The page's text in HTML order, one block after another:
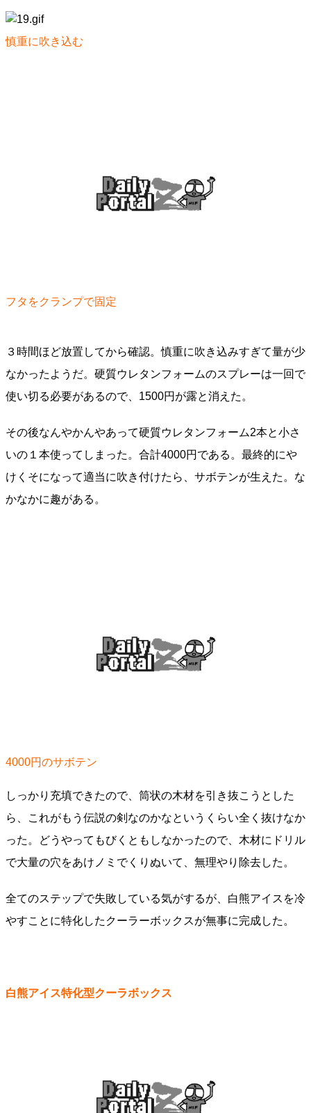
慎重に吹き込む
フタをクランプで固定
３時間ほど放置してから確認。慎重に吹き込みすぎて量が少
なかったようだ。硬質ウレタンフォームのスプレーは一回で
使い切る必要があるので、1500円が露と消えた。
その後なんやかんやあって硬質ウレタンフォーム2本と小さ
いの１本使ってしまった。合計4000円である。最終的にや
けくそになって適当に吹き付けたら、サボテンが生えた。な
かなかに趣がある。
4000円のサボテン
しっかり充填できたので、筒状の木材を引き抜こうとした
ら、これがもう伝説の剣なのかなというくらい全く抜けなか
った。どうやってもびくともしなかったので、木材にドリル
で大量の穴をあけノミでくりぬいて、無理やり除去した。
全てのステップで失敗している気がするが、白熊アイスを冷
やすことに特化したクーラーボックスが無事に完成した。
白熊アイス特化型クーラボックス